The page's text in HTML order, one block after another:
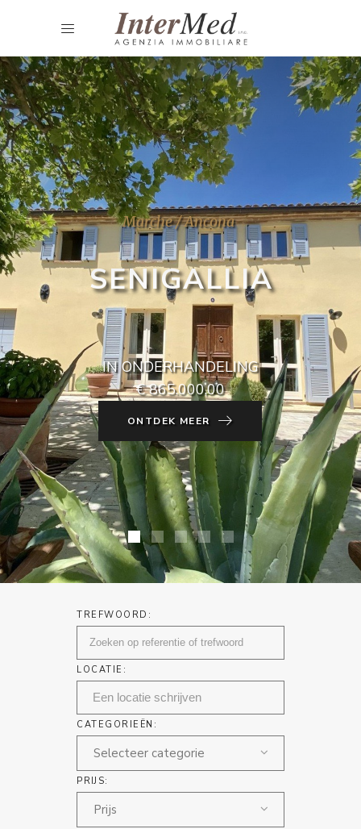
Marche / Ancona
SENIGALLIA
IN ONDERHANDELING
€ 865.000,00
ONTDEK MEER
TREFWOORD:
LOCATIE:
CATEGORIEËN:
Selecteer categorie
PRIJS:
Prijs